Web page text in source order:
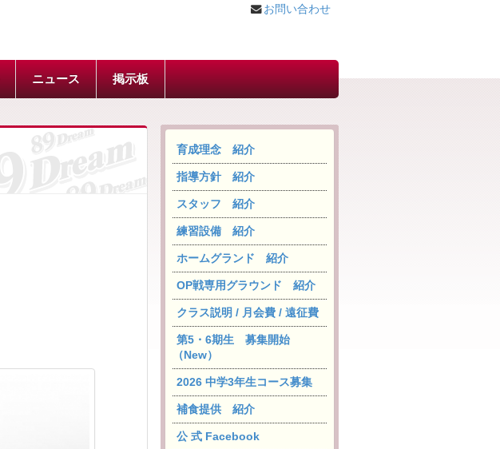
お問い合わせ
ニュース 掲示板
育成理念 紹介
指導方針 紹介
スタッフ 紹介
練習設備 紹介
ホームグランド 紹介
OP戦専用グラウンド 紹介
クラス説明 / 月会費 / 遠征費
第5・6期生 募集開始
（New）
2026 中学3年生コース募集
補食提供 紹介
公 式 Facebook